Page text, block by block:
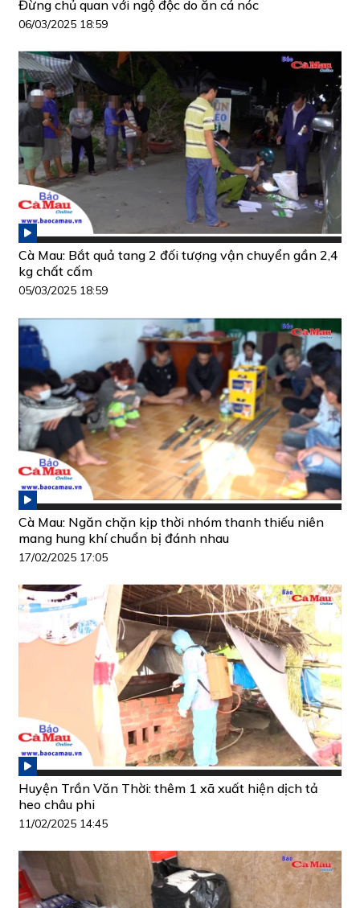
Đừng chủ quan với ngộ độc do ăn cá nóc
06/03/2025 18:59
Cà Mau: Bắt quả tang 2 đối tượng vận chuyển gần 2,4
kg chất cấm
05/03/2025 18:59
Cà Mau: Ngăn chặn kịp thời nhóm thanh thiếu niên
mang hung khí chuẩn bị đánh nhau
17/02/2025 17:05
Huyện Trần Văn Thời: thêm 1 xã xuất hiện dịch tả
heo châu phi
11/02/2025 14:45